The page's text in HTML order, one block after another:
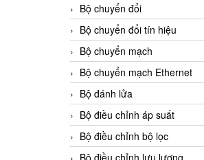
Bộ chuyển đổi
Bộ chuyển đổi tín hiệu
Bộ chuyển mạch
Bộ chuyển mạch Ethernet
Bộ đánh lửa
Bộ điều chỉnh áp suất
Bộ điều chỉnh bộ lọc